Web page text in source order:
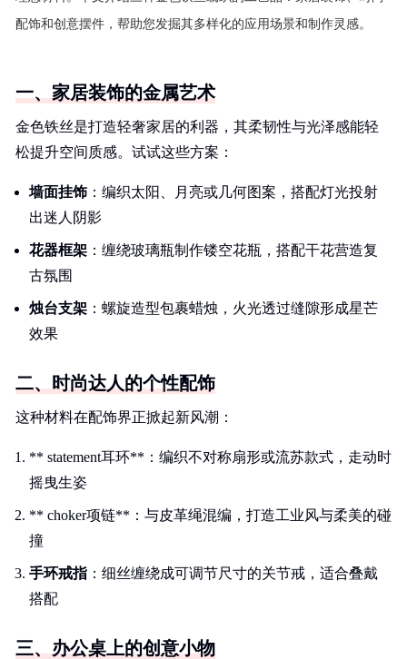
配饰和创意摆件，帮助您发掘其多样化的应用场景和制作灵感。
一、家居装饰的金属艺术
金色铁丝是打造轻奢家居的利器，其柔韧性与光泽感能轻
松提升空间质感。试试这些方案：
墙面挂饰 ：编织太阳、月亮或几何图案，搭配灯光投射
出迷人阴影
花器框架 ：缠绕玻璃瓶制作镂空花瓶，搭配干花营造复
古氛围
烛台支架 ：螺旋造型包裹蜡烛，火光透过缝隙形成星芒
效果
二、时尚达人的个性配饰
这种材料在配饰界正掀起新风潮：
** statement耳环**：编织不对称扇形或流苏款式，走动时
摇曳生姿
** choker项链**：与皮革绳混编，打造工业风与柔美的碰
撞
手环戒指 ：细丝缠绕成可调节尺寸的关节戒，适合叠戴
搭配
三、办公桌上的创意小物